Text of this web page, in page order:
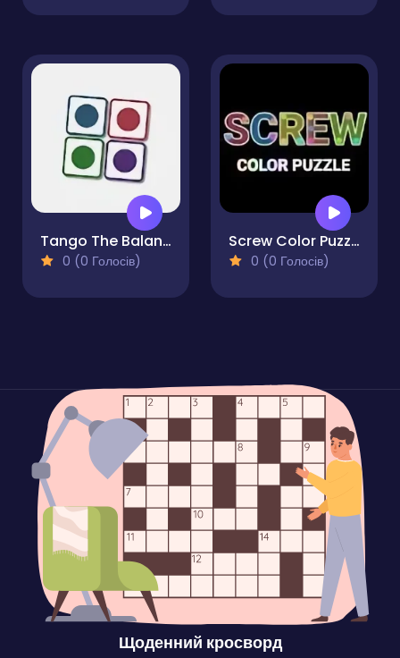
Tango The Balance Grid
0 (0 Голосів)
Screw Color Puzzle
0 (0 Голосів)
Щоденний кросворд